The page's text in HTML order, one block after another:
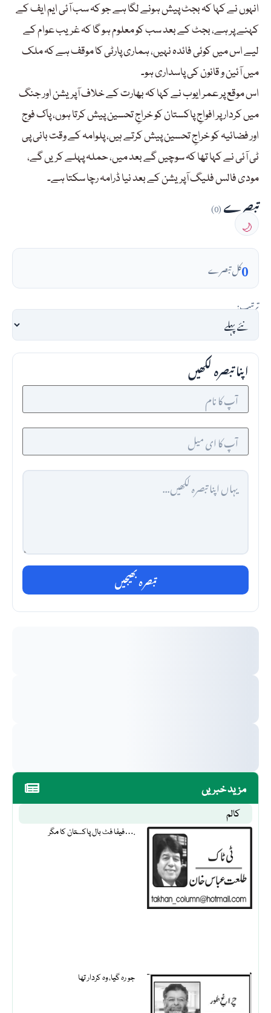
مزید خبریں
کالم
فیفا فٹ بال پاکستان کا مگر….
جو رہ گیا، وہ کردار تھا
انہوں نے کہا کہ بجٹ پیش ہونے لگا ہے جو کہ سب آئی ایم ایف کے
کہنے پر ہے، بجٹ کے بعد سب کو معلوم ہو گا کہ غریب عوام کے
لیے اس میں کوئی فائدہ نہیں، ہماری پارٹی کا موقف ہے کہ ملک
میں آئین و قانون کی پاسداری ہو۔
اس موقع پر عمر ایوب نے کہا کہ بھارت کے خلاف آپریشن اور جنگ
میں کردار پر افواجِ پاکستان کو خراجِ تحسین پیش کرتا ہوں، پاک فوج
اور فضائیہ کو خراجِ تحسین پیش کرتے ہیں، پلوامہ کے وقت بانی پی
ٹی آئی نے کہا تھا کہ سوچیں گے بعد میں، حملہ پہلے کریں گے،
مودی فالس فلیگ آپریشن کے بعد نیا ڈرامہ رچا سکتا ہے۔
تبصرے(0)
🌙
0کل تبصرے
ترتیب:
اپنا تبصرہ لکھیں
تبصرہ بھیجیں